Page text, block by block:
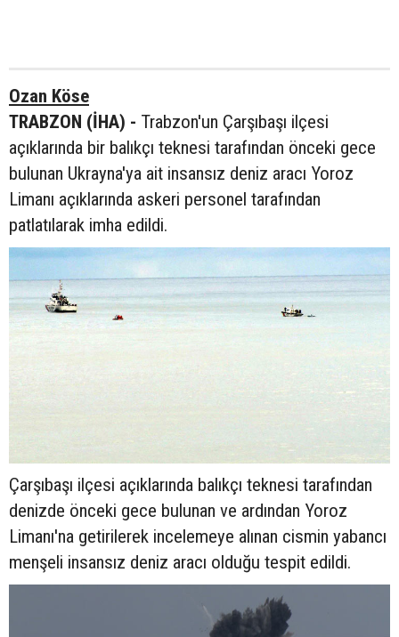
Ozan Köse
TRABZON (İHA) - Trabzon'un Çarşıbaşı ilçesi
açıklarında bir balıkçı teknesi tarafından önceki gece
bulunan Ukrayna'ya ait insansız deniz aracı Yoroz
Limanı açıklarında askeri personel tarafından
patlatılarak imha edildi.
Çarşıbaşı ilçesi açıklarında balıkçı teknesi tarafından
denizde önceki gece bulunan ve ardından Yoroz
Limanı'na getirilerek incelemeye alınan cismin yabancı
menşeli insansız deniz aracı olduğu tespit edildi.